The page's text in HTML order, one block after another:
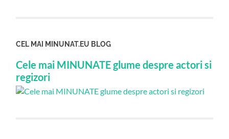
CEL MAI MINUNAT.EU BLOG
Cele mai MINUNATE glume despre actori si
regizori